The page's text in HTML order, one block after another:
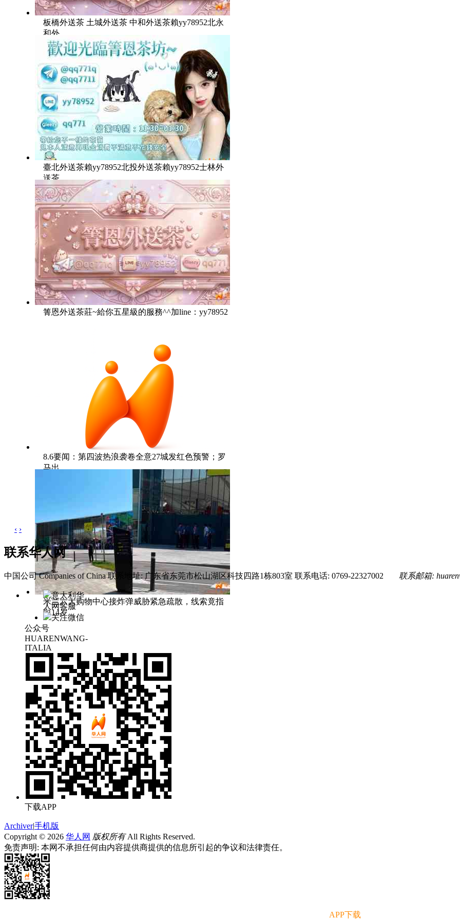
板橋外送茶 土城外送茶 中和外送茶賴yy78952北永
和外
臺北外送茶賴yy78952北投外送茶賴yy78952士林外
送茶
箐恩外送茶莊~給你五星級的服務^^加line：yy78952
8.6要闻：第四波热浪袭卷全意27城发红色预警；罗
马出
米兰六大购物中心接炸弹威胁紧急疏散，线索竟指
向14岁
‹ ›
联系华人网
中国公司 Companies of China 联系地址: 广东省东莞市松山湖区科技四路1栋803室 联系电话: 0769-22327002 联系邮箱:
意大利华
人网客服
关注微信
公众号
HUARENWANG-
ITALIA
下载APP
Archiver|手机版
Copyright © 2026 华人网 版权所有All Rights Reserved.
免责声明: 本网不承担任何由内容提供商提供的信息所引起的争议和法律责任。
APP下载